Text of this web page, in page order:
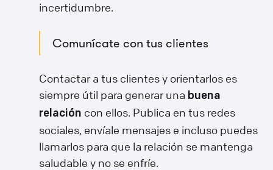
incertidumbre.
Comunícate con tus clientes
Contactar a tus clientes y orientarlos es
siempre útil para generar una buena
relación con ellos. Publica en tus redes
sociales, envíale mensajes e incluso puedes
llamarlos para que la relación se mantenga
saludable y no se enfríe.